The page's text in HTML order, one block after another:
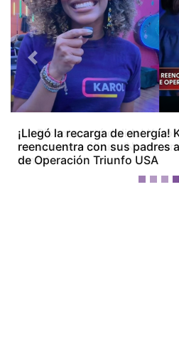
¡La Bichota está dolida! Karol
en su nuevo álbum ‘No me
tanto’
Previous